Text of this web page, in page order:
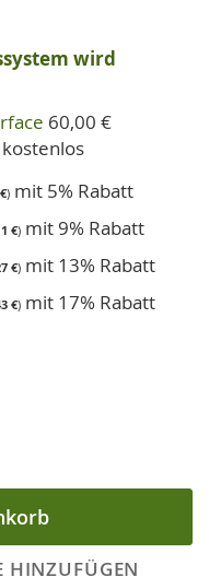
wird
60,00 €
kostenlos
mit 5% Rabatt
€ mit 9% Rabatt
€ mit 13% Rabatt
€ mit 17% Rabatt
HINZUFÜGEN